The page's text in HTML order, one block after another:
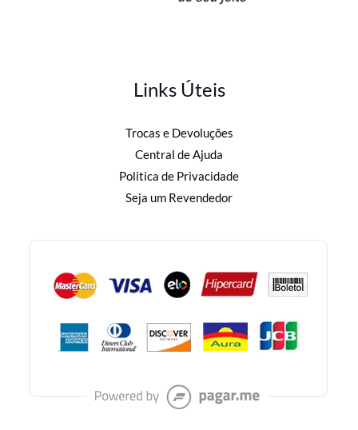
Links Úteis
Trocas e Devoluções
Central de Ajuda
Politica de Privacidade
Seja um Revendedor